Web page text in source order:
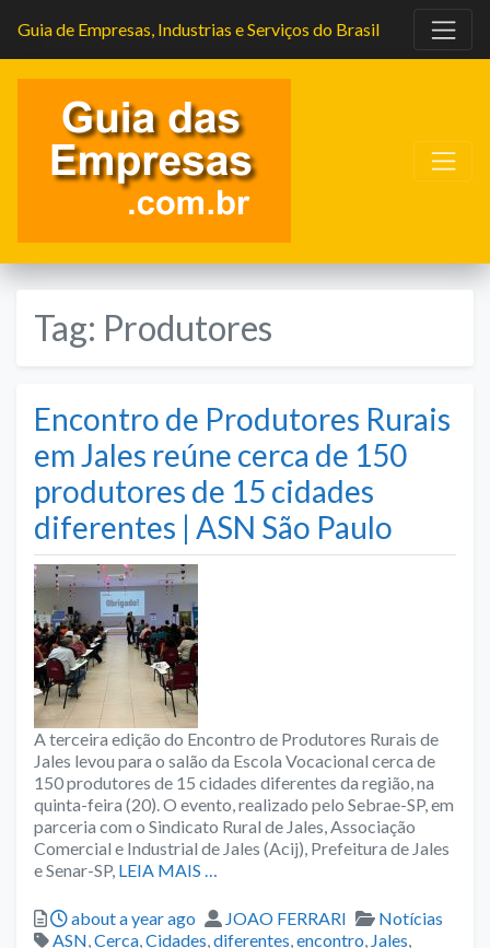
Guia de Empresas, Industrias e Serviços do Brasil
Tag: Produtores
Encontro de Produtores Rurais
em Jales reúne cerca de 150
produtores de 15 cidades
diferentes | ASN São Paulo
A terceira edição do Encontro de Produtores Rurais de
Jales levou para o salão da Escola Vocacional cerca de
150 produtores de 15 cidades diferentes da região, na
quinta-feira (20). O evento, realizado pelo Sebrae-SP, em
parceria com o Sindicato Rural de Jales, Associação
Comercial e Industrial de Jales (Acij), Prefeitura de Jales
e Senar-SP, LEIA MAIS …
Posted
about a year ago Author
JOAO FERRARI Categories
Notícias
Tags
ASN,Cerca,Cidades,diferentes,encontro, Jales,